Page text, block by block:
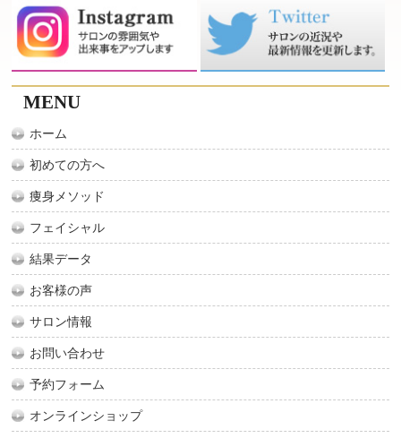
MENU
ホーム
初めての方へ
痩身メソッド
フェイシャル
結果データ
お客様の声
サロン情報
お問い合わせ
予約フォーム
オンラインショップ